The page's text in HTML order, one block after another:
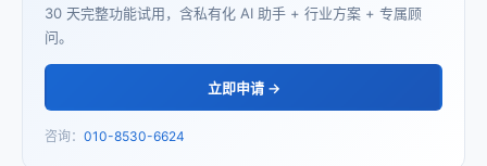
30 天完整功能试用，含私有化 AI 助手 + 行业方案 + 专属顾
问。
立即申请 →
咨询： 010-8530-6624